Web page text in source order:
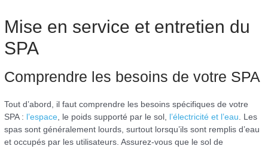
Mise en service et entretien du
SPA
Comprendre les besoins de votre SPA
Tout d’abord, il faut comprendre les besoins spécifiques de votre
SPA : l’espace , le poids supporté par le sol, l’électricité et l’eau . Les
spas sont généralement lourds, surtout lorsqu’ils sont remplis d’eau
et occupés par les utilisateurs. Assurez-vous que le sol de